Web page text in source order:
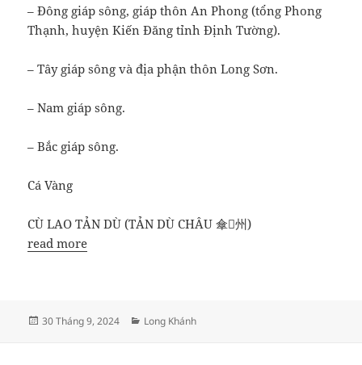
– Đông giáp sông, giáp thôn An Phong (tổng Phong
Thạnh, huyện Kiến Đăng tỉnh Định Tường).
– Tây giáp sông và địa phận thôn Long Sơn.
– Nam giáp sông.
– Bắc giáp sông.
Cá Vàng
CÙ LAO TẢN DÙ (TẢN DÙ CHÂU 傘𢂎州)
read more
Đăng
30 Tháng 9, 2024
Danh
Long Khánh